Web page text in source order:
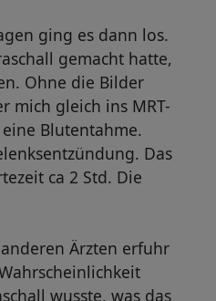
ging es dann los.
gemacht hatte,
Ohne die Bilder
mich gleich ins MRT-
Blutentahme.
Das
ca 2 Std. Die
Ärzten erfuhr
wusste, was das